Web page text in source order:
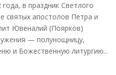
в праздник Светлого
святых апостолов Петра и
Ювеналий (Поярков)
— полунощницу,
и Божественную литургию...